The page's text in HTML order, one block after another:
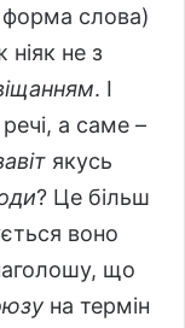
форма слова)
ніяк не з
. І
а саме –
якусь
? Це більш
воно
що
на термін